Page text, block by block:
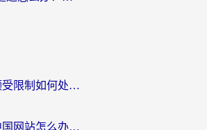
海外党必看：视频受限制如何处理？3步解决国内剧番“看不了”难题
在国外不能登录中国网站怎么办？3步选对回国加速器，无缝刷剧、办业务